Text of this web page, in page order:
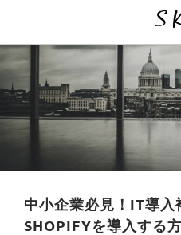
S
中小企業必見！IT導入
SHOPIFYを導入する